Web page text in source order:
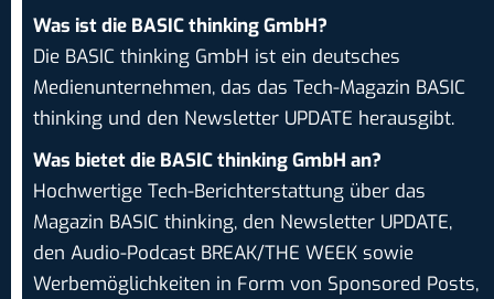
Was ist die BASIC thinking GmbH?
Die BASIC thinking GmbH ist ein deutsches
Medienunternehmen, das das Tech-Magazin BASIC
thinking und den Newsletter UPDATE herausgibt.
Was bietet die BASIC thinking GmbH an?
Hochwertige Tech-Berichterstattung über das
Magazin BASIC thinking, den Newsletter UPDATE,
den Audio-Podcast BREAK/THE WEEK sowie
Werbemöglichkeiten in Form von Sponsored Posts,